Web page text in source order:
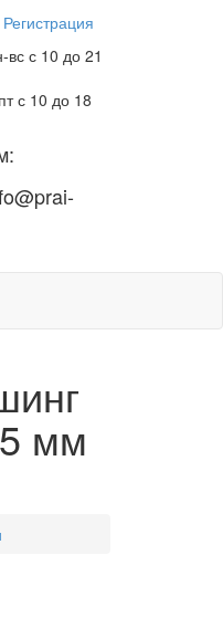
Регистрация
с 10 до 21
с 10 до 18
мм